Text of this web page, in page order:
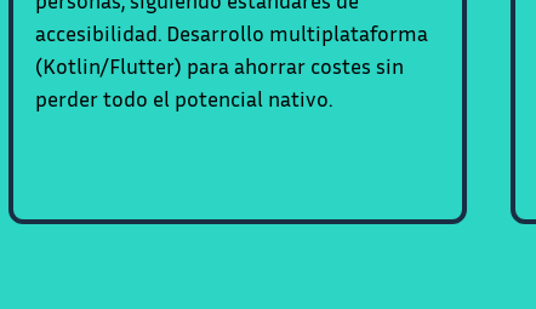
personas, siguiendo estándares de
accesibilidad. Desarrollo multiplataforma
(Kotlin/Flutter) para ahorrar costes sin
perder todo el potencial nativo.